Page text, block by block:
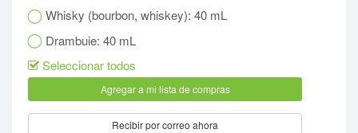
Whisky (bourbon, whiskey): 40 mL
Drambuie: 40 mL
Seleccionar todos
Recibir por correo ahora